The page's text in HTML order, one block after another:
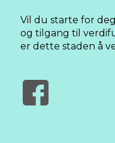
Vil du starte for
og tilgang til
er dette staden å